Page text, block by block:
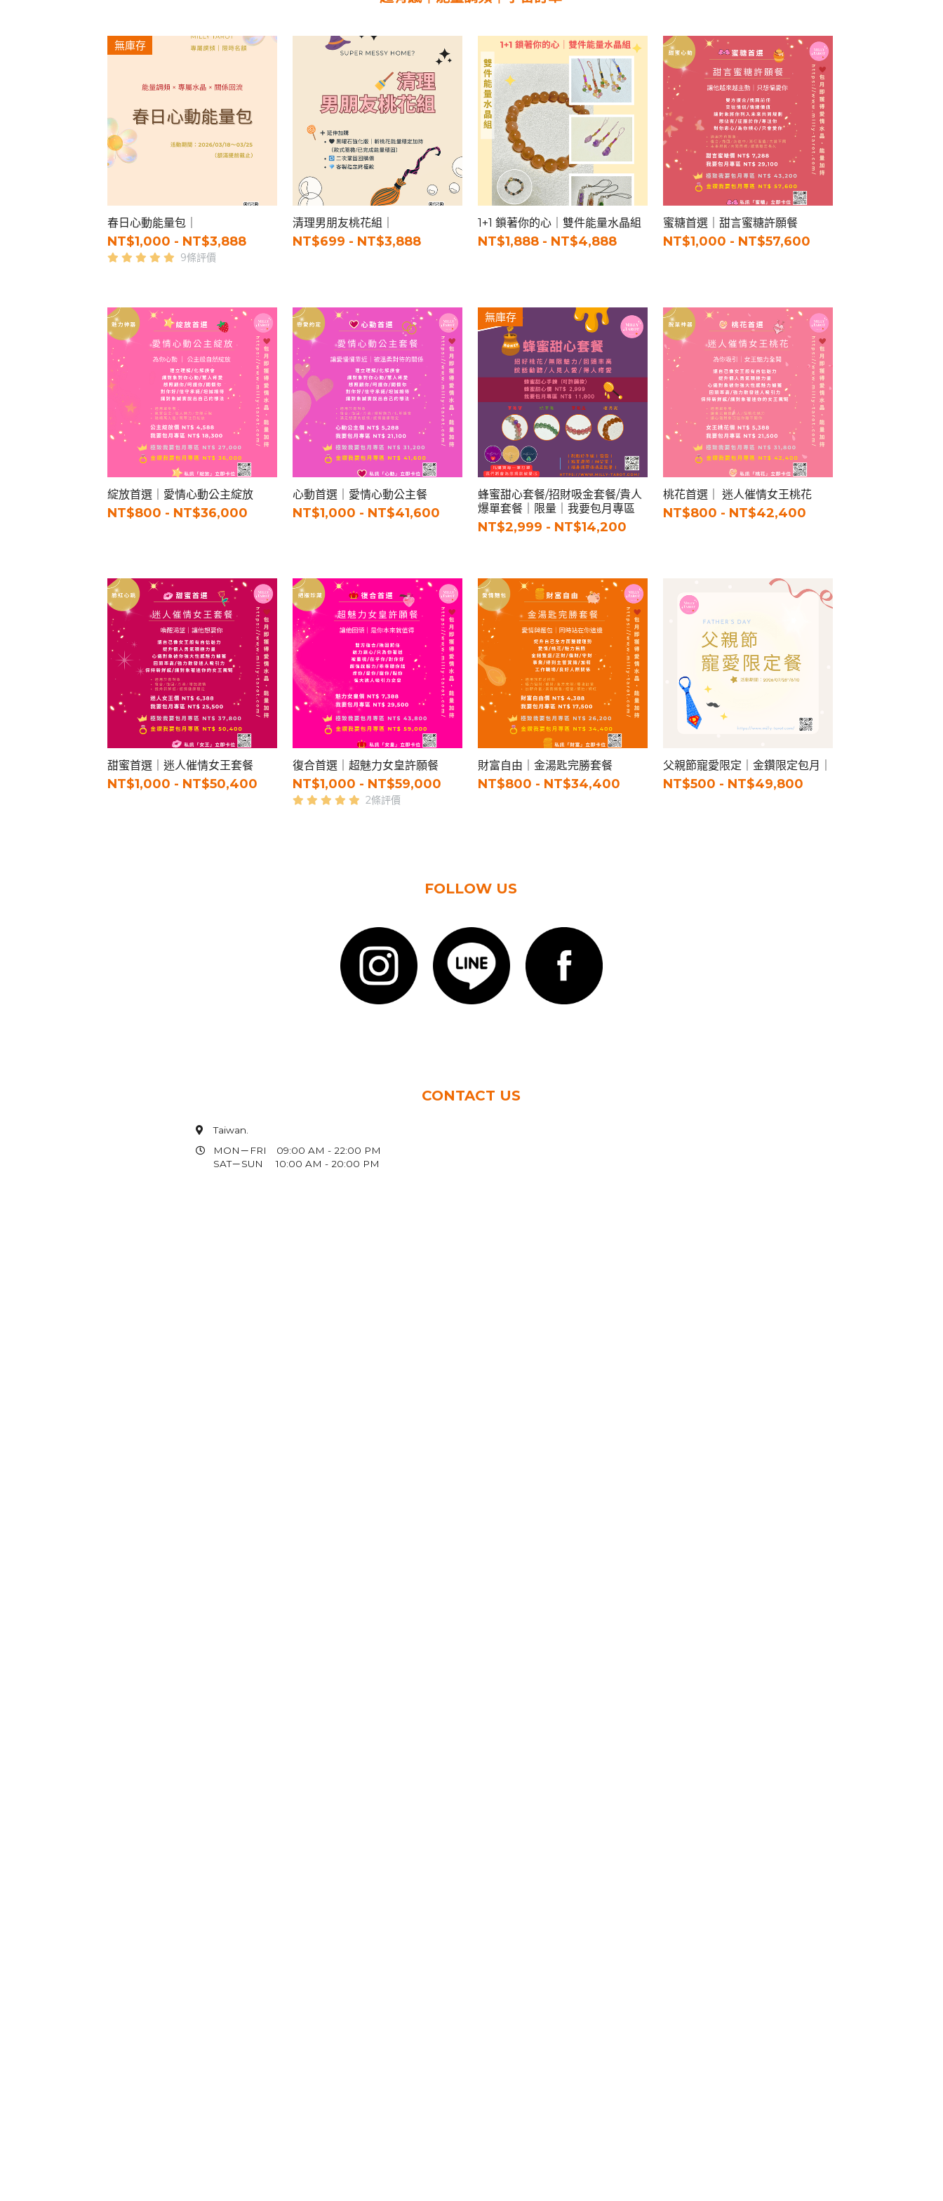
無庫存
春日心動能量包｜
NT$1,000 - NT$3,888
9條評價
清理男朋友桃花組｜
NT$699 - NT$3,888
1+1 鎖著你的心｜雙件能量水晶組
NT$1,888 - NT$4,888
蜜糖首選｜甜言蜜糖許願餐
NT$1,000 - NT$57,600
綻放首選｜愛情心動公主綻放
NT$800 - NT$36,000
心動首選｜愛情心動公主餐
NT$1,000 - NT$41,600
無庫存
蜂蜜甜心套餐/招財吸金套餐/貴人
爆單套餐｜限量｜我要包月專區
NT$2,999 - NT$14,200
桃花首選｜ 迷人催情女王桃花
NT$800 - NT$42,400
甜蜜首選｜迷人催情女王套餐
NT$1,000 - NT$50,400
復合首選｜超魅力女皇許願餐
NT$1,000 - NT$59,000
2條評價
財富自由｜金湯匙完勝套餐
NT$800 - NT$34,400
父親節寵愛限定｜金鑽限定包月｜
NT$500 - NT$49,800
FOLLOW US